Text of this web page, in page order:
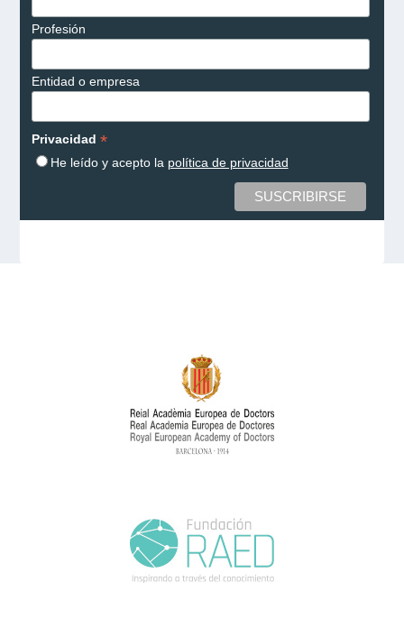
Profesión
Entidad o empresa
Privacidad *
He leído y acepto la política de privacidad